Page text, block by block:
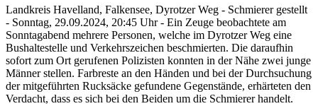
Landkreis Havelland, Falkensee, Dyrotzer Weg - Schmierer gestellt
- Sonntag, 29.09.2024, 20:45 Uhr - Ein Zeuge beobachtete am
Sonntagabend mehrere Personen, welche im Dyrotzer Weg eine
Bushaltestelle und Verkehrszeichen beschmierten. Die daraufhin
sofort zum Ort gerufenen Polizisten konnten in der Nähe zwei junge
Männer stellen. Farbreste an den Händen und bei der Durchsuchung
der mitgeführten Rucksäcke gefundene Gegenstände, erhärteten den
Verdacht, dass es sich bei den Beiden um die Schmierer handelt.